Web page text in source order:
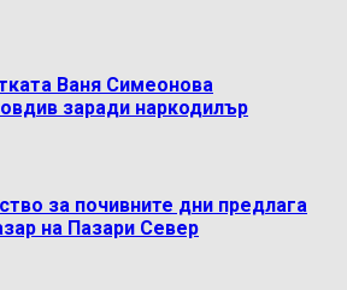
Ваня Симеонова
заради наркодилър
за почивните дни предлага
на Пазари Север